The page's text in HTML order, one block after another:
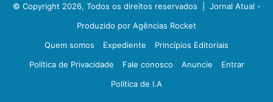
© Copyright 2026, Todos os direitos reservados | Jornal Atual -
Produzido por Agências Rocket
Quem somos
Expediente
Princípios Editoriais
Política de Privacidade
Fale conosco Anuncie
Entrar
Política de I.A